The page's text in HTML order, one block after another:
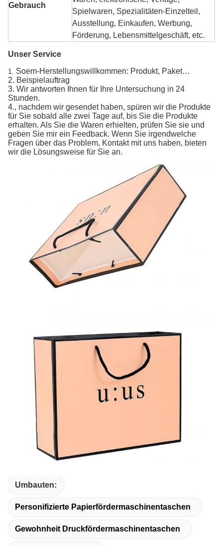
Gebrauch
Spielwaren, Spezialitäten-Einzelteil,
Ausstellung, Einkaufen, Werbung,
Förderung, Lebensmittelgeschäft, etc.
Unser Service
1. Soem-Herstellungswillkommen: Produkt, Paket…
2. Beispielauftrag
3. Wir antworten Ihnen für Ihre Untersuchung in 24
Stunden.
4., nachdem wir gesendet haben, spüren wir die Produkte
für Sie sobald alle zwei Tage auf, bis Sie die Produkte
erhalten. Als Sie die Waren erhielten, prüfen Sie sie und
geben Sie mir ein Feedback. Wenn Sie irgendwelche
Fragen über das Problem, Kontakt mit uns haben, bieten
wir die Lösungsweise für Sie an.
Umbauten:
Personifizierte Papierfördermaschinentaschen
Gewohnheit Druckfördermaschinentaschen